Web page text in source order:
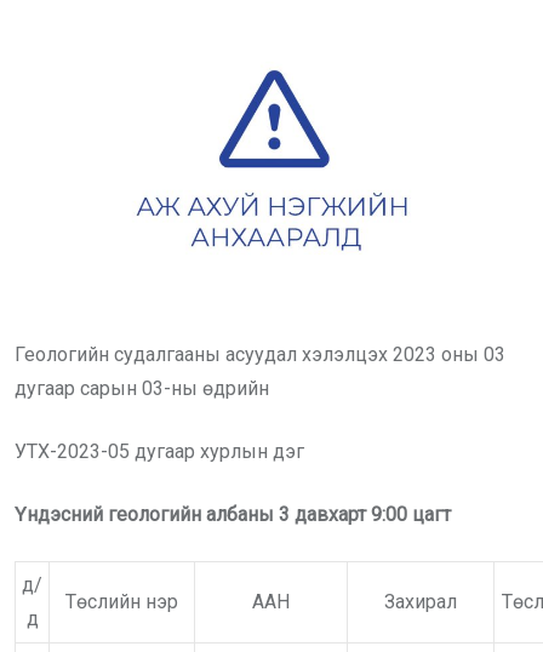
Геологийн судалгааны асуудал хэлэлцэх 2023 оны 03
дугаар сарын 03-ны өдрийн
УТХ-2023-05 дугаар хурлын дэг
Үндэсний геологийн албаны 3 давхарт 9:00 цагт
д/
д
Төслийн нэр ААН Захирал